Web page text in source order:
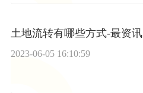
土地流转有哪些方式-最资讯
2023-06-05 16:10:59